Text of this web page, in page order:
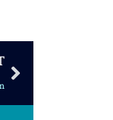
Nächster